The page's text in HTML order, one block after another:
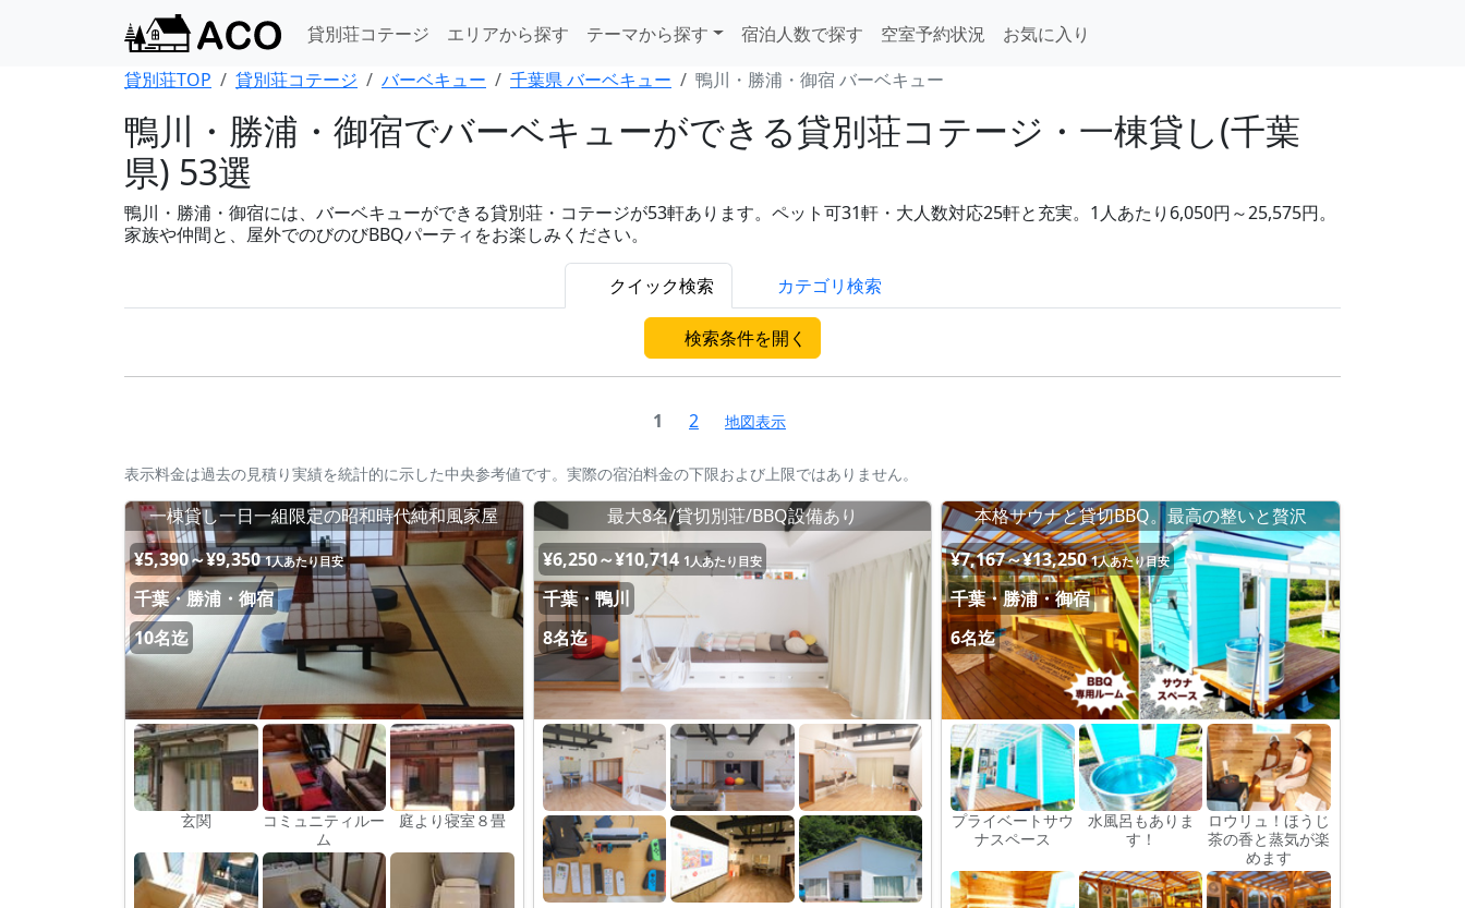
貸別荘コテージ エリアから探す テーマから探す 宿泊人数で探す 空室予約状況
お気に入り
貸別荘TOP
貸別荘コテージ バーベキュー 千葉県 バーベキュー 鴨川・勝浦・御宿 バーベキュー
鴨川・勝浦・御宿でバーベキューができる貸別荘コテージ・一棟貸し(千葉
県) 53選
鴨川・勝浦・御宿には、バーベキューができる貸別荘・コテージが53軒あります。ペット可31軒・大人数対応25軒と充実。1人あたり6,050円～25,575円。
家族や仲間と、屋外でのびのびBBQパーティをお楽しみください。
クイック検索 カテゴリ検索
検索条件を開く
1 2 地図表示
表示料金は過去の見積り実績を統計的に示した中央参考値です。実際の宿泊料金の下限および上限ではありません。
一棟貸し一日一組限定の昭和時代純和風家屋
¥5,390～¥9,350 1人あたり目安
千葉・勝浦・御宿
10名迄
玄関
コミュニティルー
ム
庭より寝室８畳
最大8名/貸切別荘/BBQ設備あり
¥6,250～¥10,714 1人あたり目安
千葉・鴨川
8名迄
本格サウナと貸切BBQ。最高の整いと贅沢
¥7,167～¥13,250 1人あたり目安
千葉・勝浦・御宿
6名迄
プライベートサウ
ナスペース
水風呂もありま
す！
ロウリュ！ほうじ
茶の香と蒸気が楽
めます